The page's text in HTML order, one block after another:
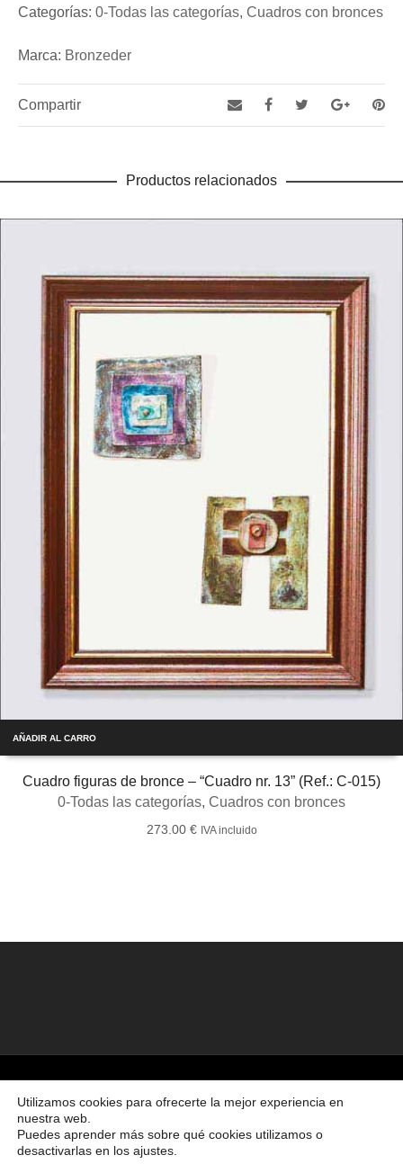
Categorías: 0-Todas las categorías, Cuadros con bronces
Marca: Bronzeder
Compartir
Productos relacionados
AÑADIR AL CARRO
Cuadro figuras de bronce – “Cuadro nr. 13” (Ref.: C-015)
0-Todas las categorías, Cuadros con bronces
273.00 € IVA incluido
©2026 Creado porBronzederusandoWordPress. |webs amigas
Utilizamos cookies para ofrecerte la mejor experiencia en
nuestra web.
Puedes aprender más sobre qué cookies utilizamos o
desactivarlas en los ajustes.